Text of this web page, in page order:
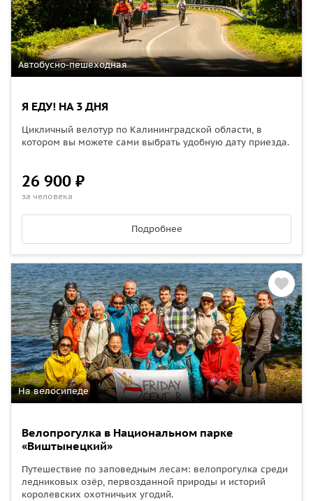
Автобусно-пешеходная
Я ЕДУ! НА 3 ДНЯ
Цикличный велотур по Калининградской области, в
котором вы можете сами выбрать удобную дату приезда.
26 900 ₽
за человека
Подробнее
На велосипеде
Велопрогулка в Национальном парке
«Виштынецкий»
Путешествие по заповедным лесам: велопрогулка среди
ледниковых озёр, первозданной природы и историй
королевских охотничьих угодий.